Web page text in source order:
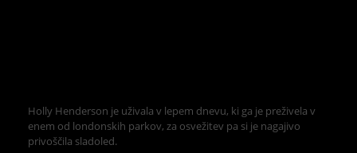
Holly Henderson je uživala v lepem dnevu, ki ga je preživela v
enem od londonskih parkov, za osvežitev pa si je nagajivo
privoščila sladoled.